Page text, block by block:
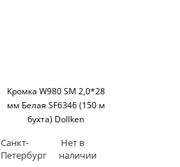
Кромка W980 SM 2,0*28
мм Белая SF6346 (150 м
бухта) Dollken
Санкт-
Петербург
Нет в
наличии